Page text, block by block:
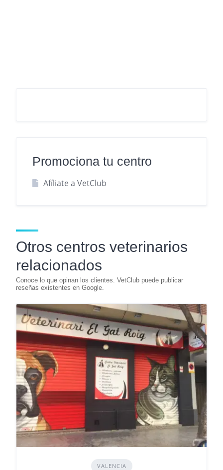
Promociona tu centro
Afíliate a VetClub
Otros centros veterinarios
relacionados
VALENCIA